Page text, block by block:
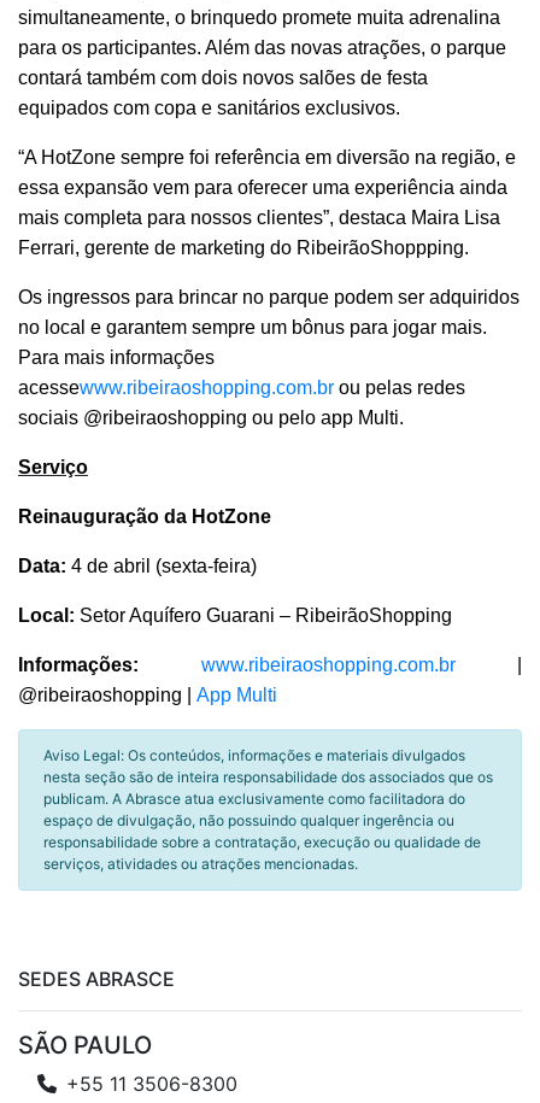
simultaneamente, o brinquedo promete muita adrenalina
para os participantes. Além das novas atrações, o parque
contará também com dois novos salões de festa
equipados com copa e sanitários exclusivos.
“A HotZone sempre foi referência em diversão na região, e
essa expansão vem para oferecer uma experiência ainda
mais completa para nossos clientes”, destaca Maira Lisa
Ferrari, gerente de marketing do RibeirãoShoppping.
Os ingressos para brincar no parque podem ser adquiridos
no local e garantem sempre um bônus para jogar mais.
Para mais informações
acessewww.ribeiraoshopping.com.br ou pelas redes
sociais @ribeiraoshopping ou pelo app Multi.
Serviço
Reinauguração da HotZone
Data: 4 de abril (sexta-feira)
Local: Setor Aquífero Guarani – RibeirãoShopping
Informações: www.ribeiraoshopping.com.br|
@ribeiraoshopping |
App Multi
Aviso Legal: Os conteúdos, informações e materiais divulgados
nesta seção são de inteira responsabilidade dos associados que os
publicam. A Abrasce atua exclusivamente como facilitadora do
espaço de divulgação, não possuindo qualquer ingerência ou
responsabilidade sobre a contratação, execução ou qualidade de
serviços, atividades ou atrações mencionadas.
SEDES ABRASCE
SÃO PAULO
+55 11 3506-8300